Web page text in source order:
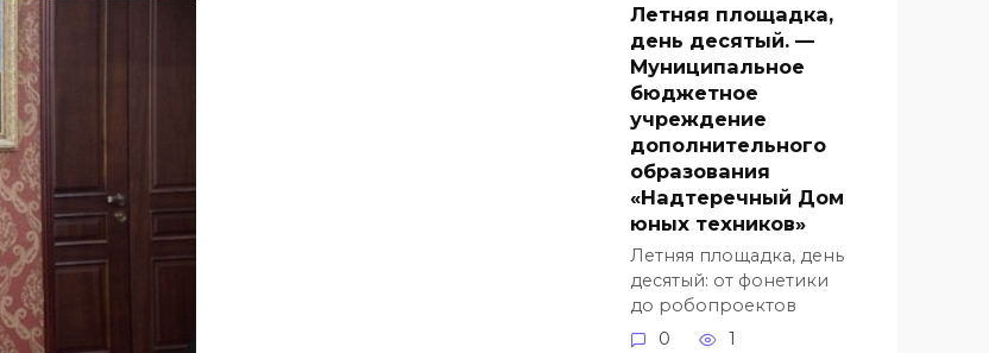
Летняя площадка,
день десятый. —
Муниципальное
бюджетное
учреждение
дополнительного
образования
«Надтеречный Дом
юных техников»
Летняя площадка, день
десятый: от фонетики
до робопроектов
0
1